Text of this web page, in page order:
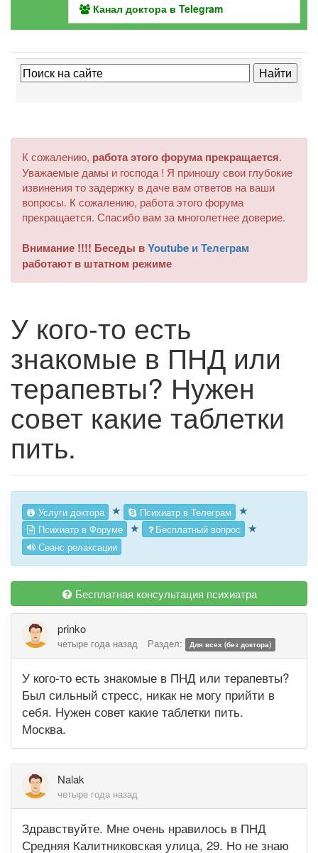
Канал доктора в Telegram
К сожалению, работа этого форума прекращается.
Уважаемые дамы и господа ! Я приношу свои глубокие
извинения то задержку в даче вам ответов на ваши
вопросы. К сожалению, работа этого форума
прекращается. Спасибо вам за многолетнее доверие.
Внимание !!!! Беседы вYoutube и Телеграм
работают в штатном режиме
У кого-то есть
знакомые в ПНД или
терапевты? Нужен
совет какие таблетки
пить.
Услуги доктора ★ Психиатр в Телеграм ★
Психиатр в Форуме ★ Бесплатный вопрос ★
Сеанс релаксации
Бесплатная консультация психиатра
prinko
четыре года назад Раздел: Для всех (без доктора)
У кого-то есть знакомые в ПНД или терапевты?
Был сильный стресс, никак не могу прийти в
себя. Нужен совет какие таблетки пить.
Москва.
Nalak
четыре года назад
Здравствуйте. Мне очень нравилось в ПНД
Средняя Калитниковская улица, 29. Но не знаю